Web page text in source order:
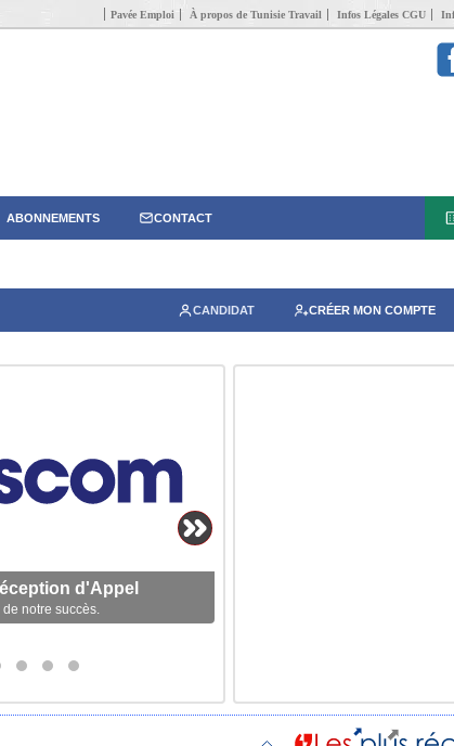
Pavée Emploi À propos de Tunisie Travail Infos Légales CGU
ABONNEMENTS CONTACT
CANDIDAT CRÉER MON COMPTE
d'Appel
notre succès.